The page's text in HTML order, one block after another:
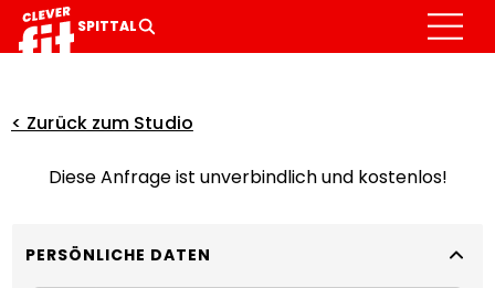
SPITTALMITGLIED WERDEN LEISTUNGEN
< Zurück zum Studio
Diese Anfrage ist unverbindlich und kostenlos!
PERSÖNLICHE DATEN